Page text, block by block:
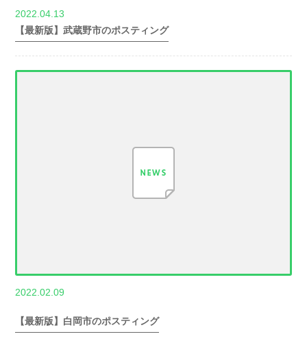
2022.04.13
【最新版】武蔵野市のポスティング
2022.02.09
【最新版】白岡市のポスティング